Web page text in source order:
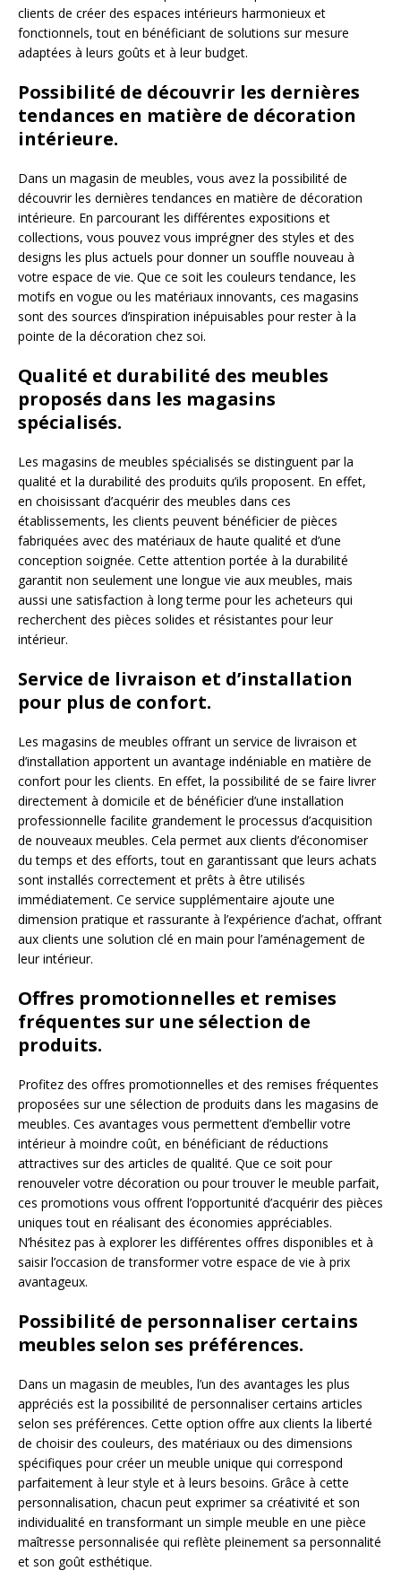
clients de créer des espaces intérieurs harmonieux et
fonctionnels, tout en bénéficiant de solutions sur mesure
adaptées à leurs goûts et à leur budget.
Possibilité de découvrir les dernières
tendances en matière de décoration
intérieure.
Dans un magasin de meubles, vous avez la possibilité de
découvrir les dernières tendances en matière de décoration
intérieure. En parcourant les différentes expositions et
collections, vous pouvez vous imprégner des styles et des
designs les plus actuels pour donner un souffle nouveau à
votre espace de vie. Que ce soit les couleurs tendance, les
motifs en vogue ou les matériaux innovants, ces magasins
sont des sources d’inspiration inépuisables pour rester à la
pointe de la décoration chez soi.
Qualité et durabilité des meubles
proposés dans les magasins
spécialisés.
Les magasins de meubles spécialisés se distinguent par la
qualité et la durabilité des produits qu’ils proposent. En effet,
en choisissant d’acquérir des meubles dans ces
établissements, les clients peuvent bénéficier de pièces
fabriquées avec des matériaux de haute qualité et d’une
conception soignée. Cette attention portée à la durabilité
garantit non seulement une longue vie aux meubles, mais
aussi une satisfaction à long terme pour les acheteurs qui
recherchent des pièces solides et résistantes pour leur
intérieur.
Service de livraison et d’installation
pour plus de confort.
Les magasins de meubles offrant un service de livraison et
d’installation apportent un avantage indéniable en matière de
confort pour les clients. En effet, la possibilité de se faire livrer
directement à domicile et de bénéficier d’une installation
professionnelle facilite grandement le processus d’acquisition
de nouveaux meubles. Cela permet aux clients d’économiser
du temps et des efforts, tout en garantissant que leurs achats
sont installés correctement et prêts à être utilisés
immédiatement. Ce service supplémentaire ajoute une
dimension pratique et rassurante à l’expérience d’achat, offrant
aux clients une solution clé en main pour l’aménagement de
leur intérieur.
Offres promotionnelles et remises
fréquentes sur une sélection de
produits.
Profitez des offres promotionnelles et des remises fréquentes
proposées sur une sélection de produits dans les magasins de
meubles. Ces avantages vous permettent d’embellir votre
intérieur à moindre coût, en bénéficiant de réductions
attractives sur des articles de qualité. Que ce soit pour
renouveler votre décoration ou pour trouver le meuble parfait,
ces promotions vous offrent l’opportunité d’acquérir des pièces
uniques tout en réalisant des économies appréciables.
N’hésitez pas à explorer les différentes offres disponibles et à
saisir l’occasion de transformer votre espace de vie à prix
avantageux.
Possibilité de personnaliser certains
meubles selon ses préférences.
Dans un magasin de meubles, l’un des avantages les plus
appréciés est la possibilité de personnaliser certains articles
selon ses préférences. Cette option offre aux clients la liberté
de choisir des couleurs, des matériaux ou des dimensions
spécifiques pour créer un meuble unique qui correspond
parfaitement à leur style et à leurs besoins. Grâce à cette
personnalisation, chacun peut exprimer sa créativité et son
individualité en transformant un simple meuble en une pièce
maîtresse personnalisée qui reflète pleinement sa personnalité
et son goût esthétique.